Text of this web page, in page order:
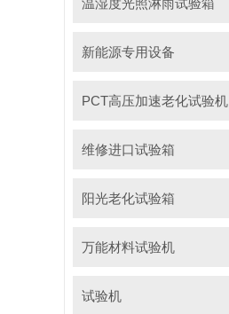
温湿度光照淋雨试验箱
新能源专用设备
PCT高压加速老化试验机
维修进口试验箱
阳光老化试验箱
万能材料试验机
试验机